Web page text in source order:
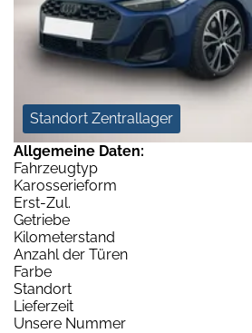
Standort Zentrallager
Allgemeine Daten:
Fahrzeugtyp
Karosserieform
Erst-Zul.
Getriebe
Kilometerstand
Anzahl der Türen
Farbe
Standort
Lieferzeit
Unsere Nummer